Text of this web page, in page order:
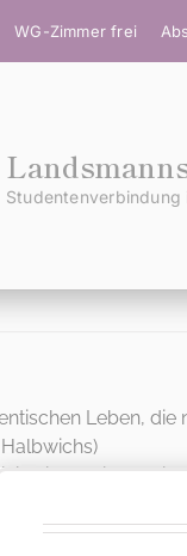
WG-Zimmer frei
Studentenverbindung
Leben,
in Offizium
Kneipe.
der Kneipe ist